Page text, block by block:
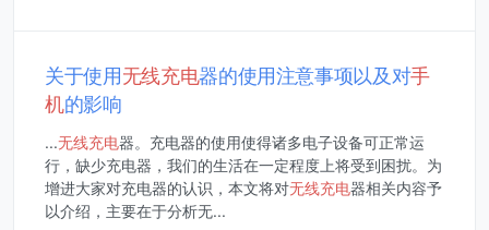
关于使用无线充电器的使用注意事项以及对手
机的影响
...无线充电器。充电器的使用使得诸多电子设备可正常运
行，缺少充电器，我们的生活在一定程度上将受到困扰。为
增进大家对充电器的认识，本文将对无线充电器相关内容予
以介绍，主要在于分析无...